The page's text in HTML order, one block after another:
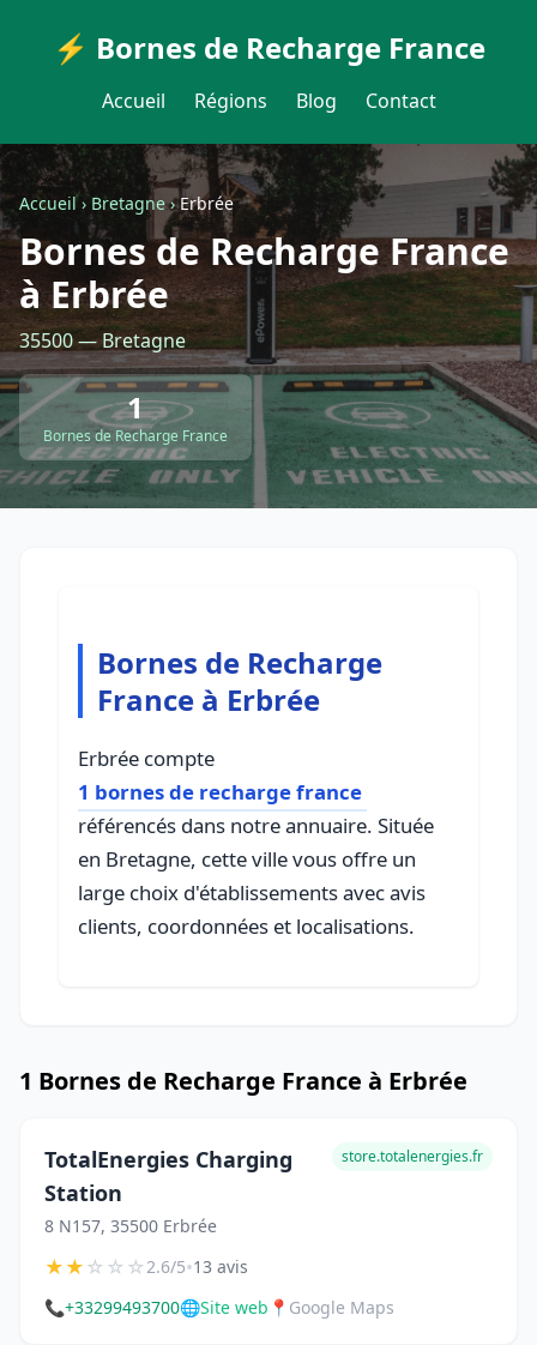
⚡ Bornes de Recharge France
Accueil Régions Blog Contact
Accueil›Bretagne›Erbrée
Bornes de Recharge France
à Erbrée
35500 — Bretagne
1
Bornes de Recharge France
Bornes de Recharge
France à Erbrée
Erbrée compte
1 bornes de recharge france
référencés dans notre annuaire. Située
en Bretagne, cette ville vous offre un
large choix d'établissements avec avis
clients, coordonnées et localisations.
1 Bornes de Recharge France à Erbrée
TotalEnergies Charging
Station
8 N157, 35500 Erbrée
store.totalenergies.fr
★★☆☆☆2.6/5•13 avis
📞+33299493700🌐Site web 📍 Google Maps